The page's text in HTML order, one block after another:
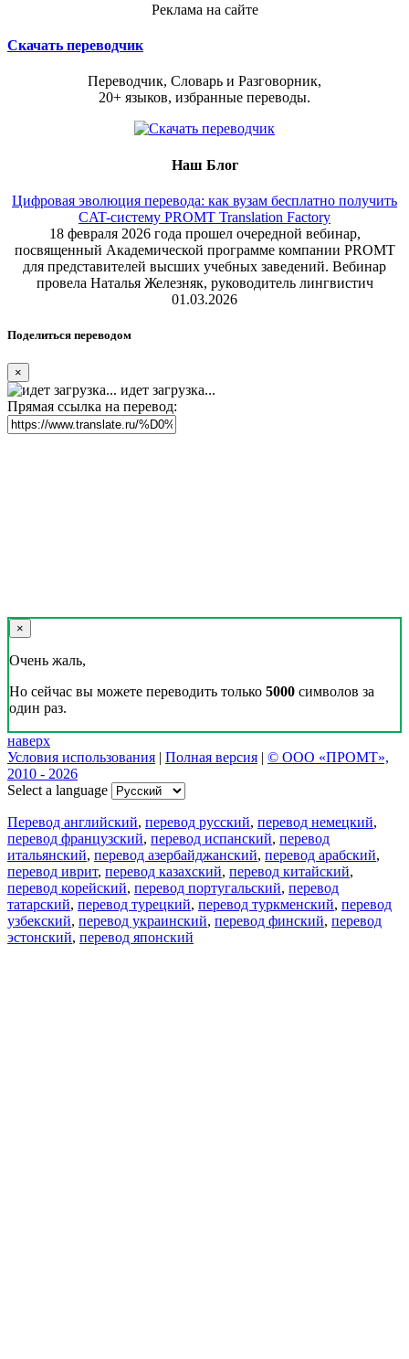
Реклама на сайте
Скачать переводчик
Переводчик, Словарь и Разговорник,
20+ языков, избранные переводы.
Наш Блог
Цифровая эволюция перевода: как вузам бесплатно получить
CAT-систему PROMT Translation Factory
18 февраля 2026 года прошел очередной вебинар,
посвященный Академической программе компании PROMT
для представителей высших учебных заведений. Вебинар
провела Наталья Железняк, руководитель лингвистич
01.03.2026
Поделиться переводом
×
идет загрузка...
Прямая ссылка на перевод:
×
Очень жаль,
Но сейчас вы можете переводить только 5000 символов за
один раз.
наверх
Условия использования | Полная версия | © ООО «ПРОМТ»,
2010 - 2026
Select a language
Перевод английский, перевод русский, перевод немецкий,
перевод французский, перевод испанский, перевод
итальянский, перевод азербайджанский, перевод арабский,
перевод иврит, перевод казахский, перевод китайский,
перевод корейский, перевод португальский, перевод
татарский, перевод турецкий, перевод туркменский, перевод
узбекский, перевод украинский, перевод финский, перевод
эстонский, перевод японский